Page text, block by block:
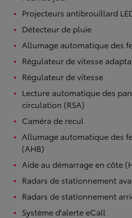
Projecteurs antibrouillard
Détecteur de pluie
Allumage automatique des
Régulateur de vitesse
Régulateur de vitesse
Lecture automatique des
circulation (RSA)
Caméra de recul
Allumage automatique des
(AHB)
Aide au démarrage en côte
Radars de stationnement
Radars de stationnement
Système d'alerte eCall